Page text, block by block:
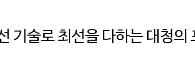
점검 오피스텔 및 호텔
기술로 최선을 다하는 대청의